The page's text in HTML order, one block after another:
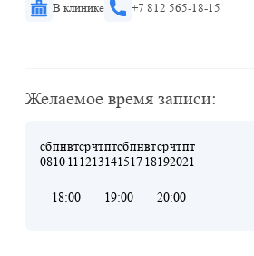
В клинике +7 812 565-18-15
Желаемое время записи:
сб
08
пн
10
вт
11
ср
12
чт
13
пт
14
сб
15
пн
17
вт
18
ср
19
чт
20
пт
21
18:00 19:00 20:00